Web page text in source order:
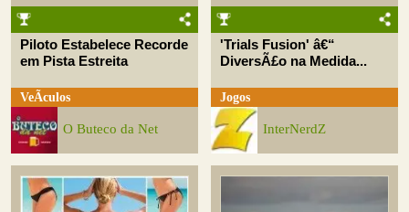
Piloto Estabelece Recorde
em Pista Estreita
VeÃ­culos
O Buteco da Net
'Trials Fusion' â€“
DiversÃ£o na Medida...
Jogos
InterNerdZ